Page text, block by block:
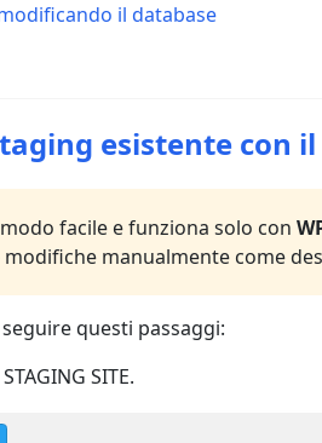
il database
esistente con
facile e funziona solo con
modifiche manualmente come
questi passaggi:
SITE.